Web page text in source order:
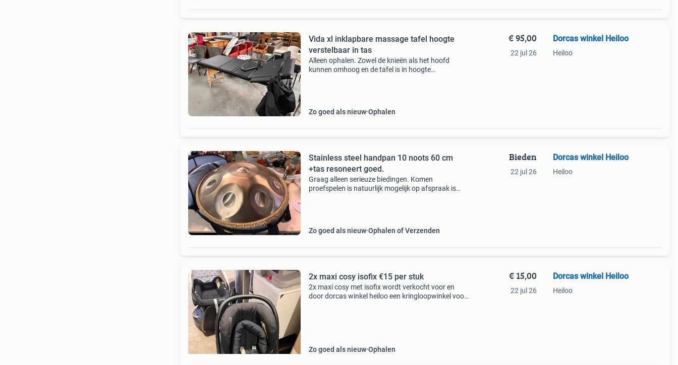
Vida xl inklapbare massage tafel hoogte
verstelbaar in tas
Alleen ophalen. Zowel de knieën als het hoofd
kunnen omhoog en de tafel is in hoogte
Zo goed als nieuw Ophalen
€ 95,00
22 jul 26
Dorcas winkel Heiloo
Heiloo
Stainless steel handpan 10 noots 60 cm
+tas resoneert goed.
Graag alleen serieuze biedingen. Komen
proefspelen is natuurlijk mogelijk op afspraak is
Zo goed als nieuw Ophalen of Verzenden
Bieden
22 jul 26
Dorcas winkel Heiloo
Heiloo
2x maxi cosy isofix €15 per stuk
2x maxi cosy met isofix wordt verkocht voor en
door dorcas winkel heiloo een kringloopwinkel voor
Zo goed als nieuw Ophalen
€ 15,00
22 jul 26
Dorcas winkel Heiloo
Heiloo